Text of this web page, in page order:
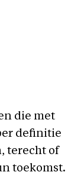
die met
definitie
terecht of
toekomst.